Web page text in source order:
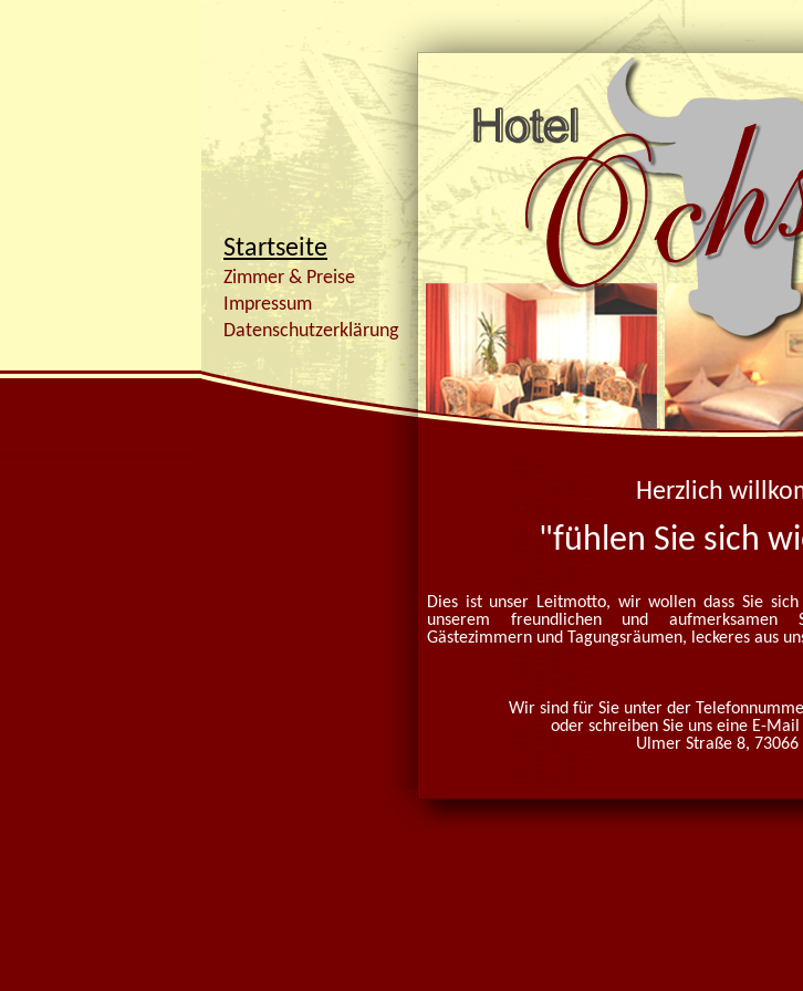
Startseite
Zimmer & Preise
Impressum
Datenschutzerklärung
Herzlich
"fühlen Sie sich
Dies ist unser Leitmotto, wir wollen dass Sie
unserem freundlichen und aufmerksamen
Gästezimmern und Tagungsräumen, leckeres aus
Wir sind für Sie unter der
oder schreiben Sie uns eine E-Mail
Ulmer Straße 8, 73066